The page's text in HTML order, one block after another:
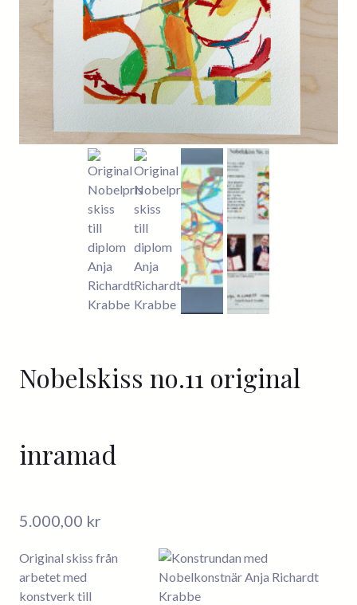
Nobelskiss no.11 original
inramad
5.000,00 kr
Original skiss från
arbetet med
konstverk till